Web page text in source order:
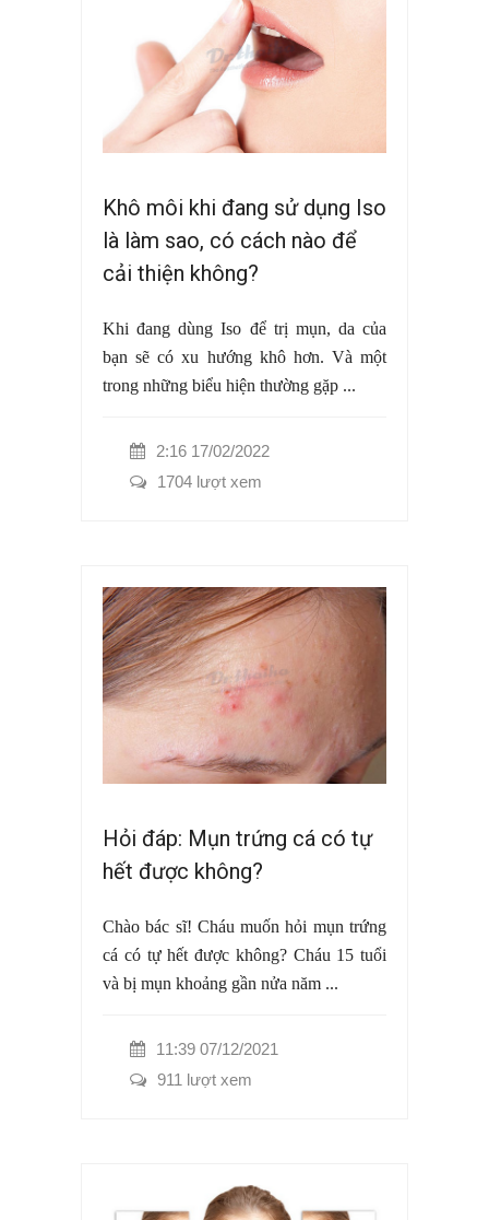
Khô môi khi đang sử dụng Iso
là làm sao, có cách nào để
cải thiện không?
Khi đang dùng Iso để trị mụn, da của
bạn sẽ có xu hướng khô hơn. Và một
trong những biểu hiện thường gặp ...
2:16 17/02/2022
1704 lượt xem
Hỏi đáp: Mụn trứng cá có tự
hết được không?
Chào bác sĩ! Cháu muốn hỏi mụn trứng
cá có tự hết được không? Cháu 15 tuổi
và bị mụn khoảng gần nửa năm ...
11:39 07/12/2021
911 lượt xem